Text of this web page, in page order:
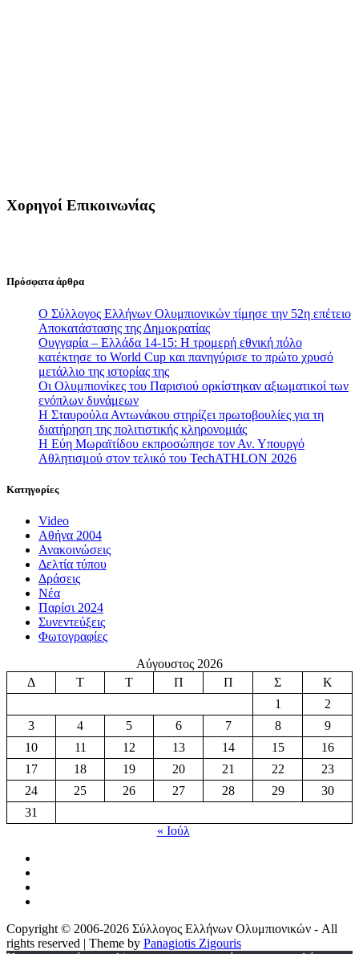
Χορηγοί Επικοινωνίας
Πρόσφατα άρθρα
Ο Σύλλογος Ελλήνων Ολυμπιονικών τίμησε την 52η επέτειο
Αποκατάστασης της Δημοκρατίας
Ουγγαρία – Ελλάδα 14-15: Η τρομερή εθνική πόλο
κατέκτησε το World Cup και πανηγύρισε το πρώτο χρυσό
μετάλλιο της ιστορίας της
Οι Ολυμπιονίκες του Παρισιού ορκίστηκαν αξιωματικοί των
ενόπλων δυνάμεων
Η Σταυρούλα Αντωνάκου στηρίζει πρωτοβουλίες για τη
διατήρηση της πολιτιστικής κληρονομιάς
Η Εύη Μωραϊτίδου εκπροσώπησε τον Αν. Υπουργό
Αθλητισμού στον τελικό του TechATHLON 2026
Κατηγορίες
Video
Αθήνα 2004
Ανακοινώσεις
Δελτία τύπου
Δράσεις
Νέα
Παρίσι 2024
Συνεντεύξεις
Φωτογραφίες
Αύγουστος 2026
Δ
Τ Τ Π Π Σ
Κ
1
2
3
4 5 6 7 8
9
10
11 12 13 14 15
16
17
18 19 20 21 22
23
24
25 26 27 28 29
30
31
« Ιούλ
Copyright © 2006-2026 Σύλλογος Ελλήνων Ολυμπιονικών - All
rights reserved | Theme by Panagiotis Zigouris